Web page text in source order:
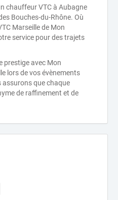
chauffeur VTC à Aubagne
Bouches-du-Rhône. Où
Marseille de Mon
service pour des trajets
prestige avec Mon
lors de vos évènements
assurons que chaque
de raffinement et de